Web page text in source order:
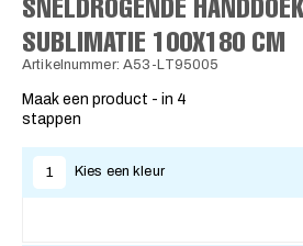
SUBLIMATIE 100X180 CM
Artikelnummer: A53-LT95005
Maak een product - in 4
stappen
1 Kies een kleur